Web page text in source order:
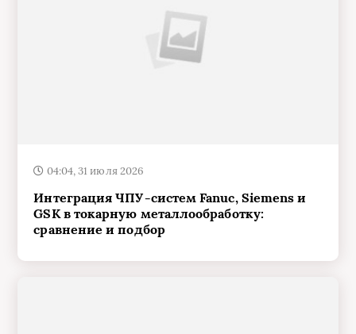
04:04, 31 июля 2026
Интеграция ЧПУ-систем Fanuc, Siemens и
GSK в токарную металлообработку:
сравнение и подбор